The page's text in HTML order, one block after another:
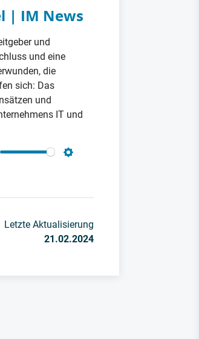
| IM News
und
und eine
die
sich: Das
und
IT und
Letzte Aktualisierung
21.02.2024